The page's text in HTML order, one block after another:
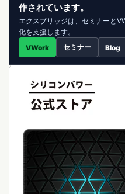
作されています。
エクスブリッジは、セミナーと
化を支援します。
VWork
セミナー Blog